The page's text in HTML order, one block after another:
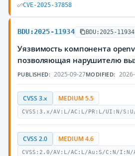
CVE-2025-37858
BDU:2025-11934 BDU:2025-11934
Уязвимость компонента
позволяющая нарушителю
PUBLISHED: 2025-09-27MODIFIED:
CVSS 3.x MEDIUM 5.5
CVSS:3.x/AV:L/AC:L/PR:L/UI:N/
CVSS 2.0 MEDIUM 4.6
CVSS:2.0/AV:L/AC:L/Au:S/C:N/I:N/